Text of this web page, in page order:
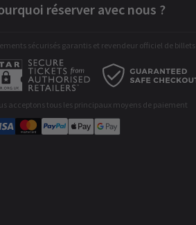
réserver avec nous ?
sécurisés garantis et revendeur officiel de billets
acceptons tous les principaux moyens de paiement